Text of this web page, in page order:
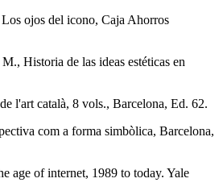
ojos del icono, Caja Ahorros
Historia de las ideas estéticas en
l'art català, 8 vols., Barcelona, Ed. 62.
com a forma simbòlica, Barcelona,
age of internet, 1989 to today. Yale